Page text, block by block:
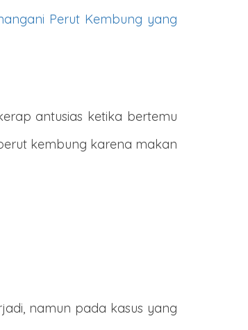
Perut Kembung yang
antusias ketika bertemu
kembung karena makan
namun pada kasus yang